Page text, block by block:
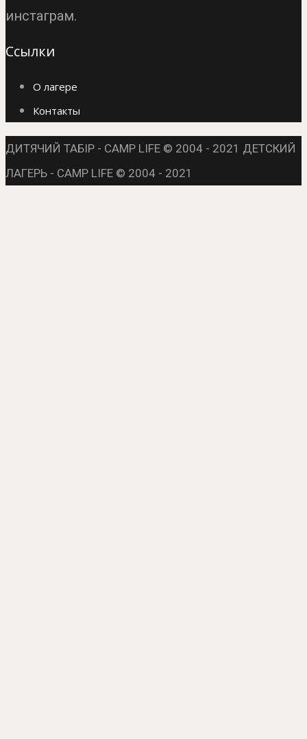
инстаграм.
Ссылки
О лагере
Контакты
ДИТЯЧИЙ ТАБІР - CAMP LIFE © 2004 - 2021 ДЕТСКИЙ
ЛАГЕРЬ - CAMP LIFE © 2004 - 2021